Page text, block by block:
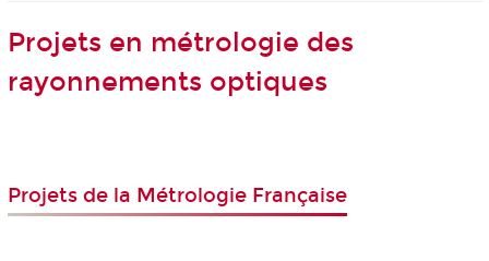
Projets en métrologie des
rayonnements optiques
Projets de la Métrologie Française